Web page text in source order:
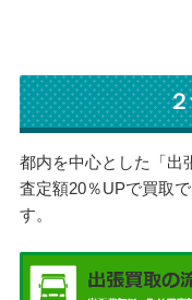
都内を中心とした「出
査定額20％UPで買取
す。